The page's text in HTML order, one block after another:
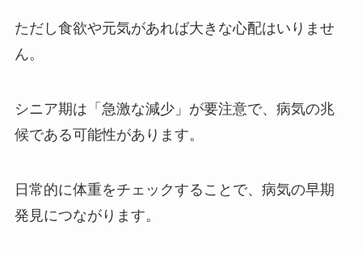
ただし食欲や元気があれば大きな心配はいりませ
ん。
シニア期は「急激な減少」が要注意で、病気の兆
候である可能性があります。
日常的に体重をチェックすることで、病気の早期
発見につながります。